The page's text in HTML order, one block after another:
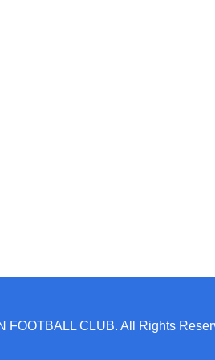
FOOTBALL CLUB. All Rights